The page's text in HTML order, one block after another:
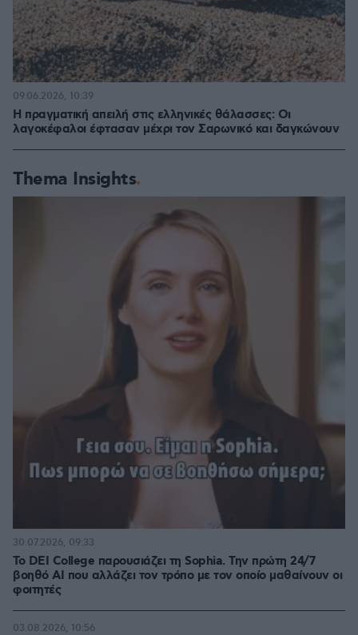
Η πραγματική απειλή στις ελληνικές θάλασσες: Οι
λαγοκέφαλοι έφτασαν μέχρι τον Σαρωνικό και δαγκώνουν
09.06.2026, 10:39
Thema Insights
Το DEI College παρουσιάζει τη Sophia. Την πρώτη 24/7
βοηθό AI που αλλάζει τον τρόπο με τον οποίο μαθαίνουν οι
φοιτητές
30.07.2026, 09:33
03.08.2026, 10:56